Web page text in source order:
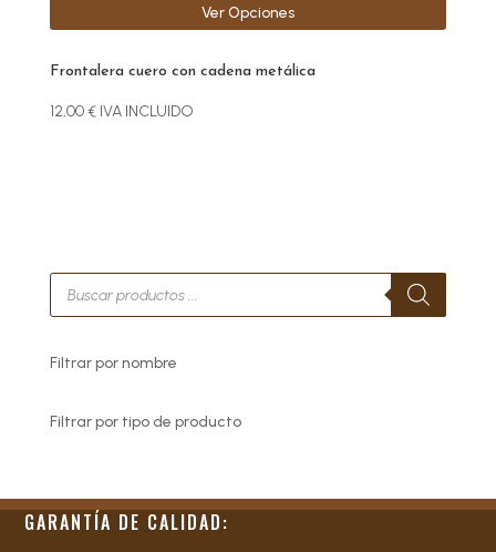
Frontalera cuero con cadena metálica
12,00€ IVA INCLUIDO
Ver Opciones
Búsqueda
productos
Filtrar por nombre
Filtrar por tipo de producto
GARANTÍA DE CALIDAD: